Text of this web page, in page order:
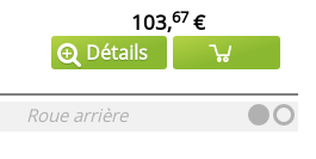
103,67€
Détails
Roue arrière